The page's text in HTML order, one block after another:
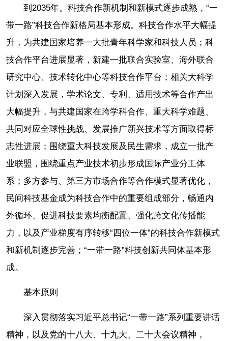
到2035年。科技合作新机制和新模式逐步成熟，“一
带一路”科技合作新格局基本形成。科技合作水平大幅提
升，为共建国家培养一大批青年科学家和科技人员；科
技合作平台进展显著，新建一批联合实验室、海外联合
研究中心、技术转化中心等科技合作平台；相关大科学
计划深入发展，学术论文、专利、适用技术等合作产出
大幅提升，与共建国家在跨学科合作、重大科学难题、
共同对应全球性挑战、发展推广新兴技术等方面取得标
志性进展；围绕重大科技发展及民生需求，成立一批产
业联盟，围绕重点产业技术初步形成国际产业分工体
系；多方参与、第三方市场合作等合作模式显著优化，
民间科技基金成为科技合作中的重要组成部分，畅通内
外循环、促进科技要素均衡配置、强化跨文化传播能
力，以及产业梯度有序转移“四位一体”的科技合作新模式
和新机制逐步完善；“一带一路”科技创新共同体基本形
成。
基本原则
深入贯彻落实习近平总书记“一带一路”系列重要讲话
精神，以及党的十八大、十九大、二十大会议精神，